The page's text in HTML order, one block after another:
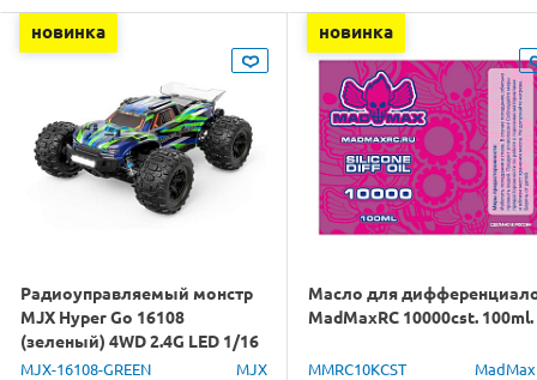
новинка
Радиоуправляемый монстр
MJX Hyper Go 16108
(зеленый) 4WD 2.4G LED 1/16
RTR
MJX-16108-GREEN MJX
новинка
Масло для
MadMaxRC 10000cst. 100ml.
MMRC10KCST